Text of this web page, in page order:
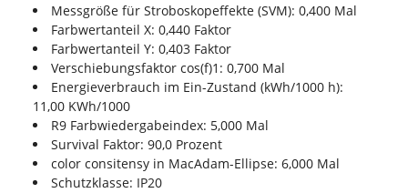
Messgröße für Stroboskopeffekte (SVM): 0,400 Mal
Farbwertanteil X: 0,440 Faktor
Farbwertanteil Y: 0,403 Faktor
Verschiebungsfaktor cos(f)1: 0,700 Mal
Energieverbrauch im Ein-Zustand (kWh/1000 h):
11,00 KWh/1000
R9 Farbwiedergabeindex: 5,000 Mal
Survival Faktor: 90,0 Prozent
color consitensy in MacAdam-Ellipse: 6,000 Mal
Schutzklasse: IP20